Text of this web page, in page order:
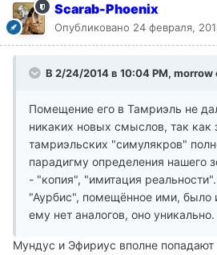
Scarab-Phoenix
Опубликовано 24 февраля,
В 2/24/2014 в 10:04 PM, morrow
Помещение его в Тамриэль не
никаких новых смыслов, так как
тамриэльских "симулякров"
парадигму определения нашего
- "копия", "имитация
"Аурбис", помещённое ими,
ему нет аналогов, оно уникально.
Мундус и Эфириус вполне